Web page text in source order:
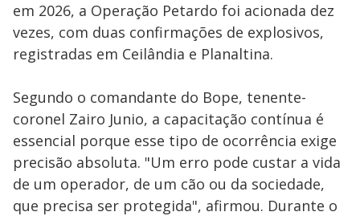
em 2026, a Operação Petardo foi acionada dez
vezes, com duas confirmações de explosivos,
registradas em Ceilândia e Planaltina.
Segundo o comandante do Bope, tenente-
coronel Zairo Junio, a capacitação contínua é
essencial porque esse tipo de ocorrência exige
precisão absoluta. "Um erro pode custar a vida
de um operador, de um cão ou da sociedade,
que precisa ser protegida", afirmou. Durante o